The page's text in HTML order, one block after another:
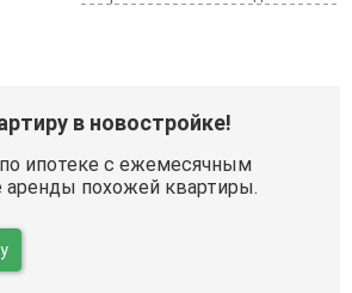
в новостройке!
ипотеке с ежемесячным
похожей квартиры.